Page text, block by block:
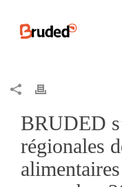
BRUDED
régionales